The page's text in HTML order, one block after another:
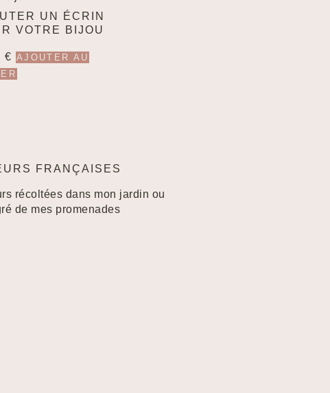
UN ÉCRIN
VOTRE BIJOU
€ AJOUTER AU
FRANÇAISES
récoltées dans mon jardin ou
de mes promenades